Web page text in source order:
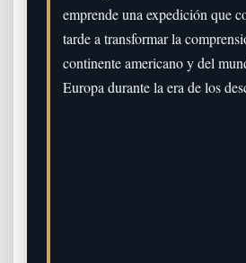
emprende una expedición que
tarde a transformar la
continente americano y del
Europa durante la era de los